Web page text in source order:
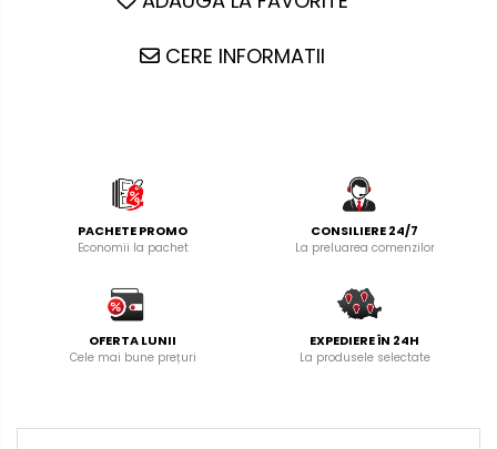
CERE INFORMATII
PACHETE PROMO
Economii la pachet
CONSILIERE 24/7
La preluarea comenzilor
OFERTA LUNII
Cele mai bune prețuri
EXPEDIERE ÎN 24H
La produsele selectate